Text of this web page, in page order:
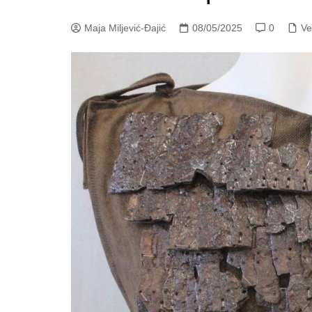
Maja Miljević-Đajić 08/05/2025 0